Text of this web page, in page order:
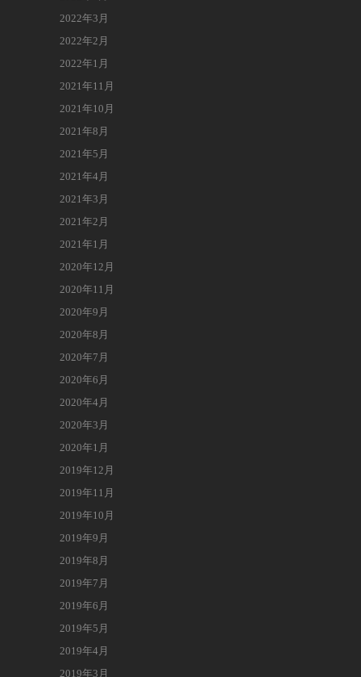
2022年3月
2022年2月
2022年1月
2021年11月
2021年10月
2021年8月
2021年5月
2021年4月
2021年3月
2021年2月
2021年1月
2020年12月
2020年11月
2020年9月
2020年8月
2020年7月
2020年6月
2020年4月
2020年3月
2020年1月
2019年12月
2019年11月
2019年10月
2019年9月
2019年8月
2019年7月
2019年6月
2019年5月
2019年4月
2019年3月